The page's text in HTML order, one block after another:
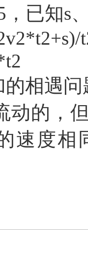
已知s
的相遇问
的，
速度相